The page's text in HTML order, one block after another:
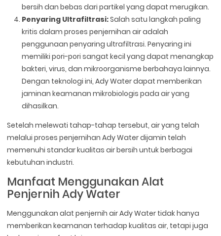
bersih dan bebas dari partikel yang dapat merugikan.
Penyaring Ultrafiltrasi:Salah satu langkah paling
kritis dalam proses penjernihan air adalah
penggunaan penyaring ultrafiltrasi. Penyaring ini
memiliki pori-pori sangat kecil yang dapat menangkap
bakteri, virus, dan mikroorganisme berbahaya lainnya.
Dengan teknologi ini, Ady Water dapat memberikan
jaminan keamanan mikrobiologis pada air yang
dihasilkan.
Setelah melewati tahap-tahap tersebut, air yang telah
melalui proses penjernihan Ady Water dijamin telah
memenuhi standar kualitas air bersih untuk berbagai
kebutuhan industri.
Manfaat Menggunakan Alat
Penjernih Ady Water
Menggunakan alat penjernih air Ady Water tidak hanya
memberikan keamanan terhadap kualitas air, tetapi juga